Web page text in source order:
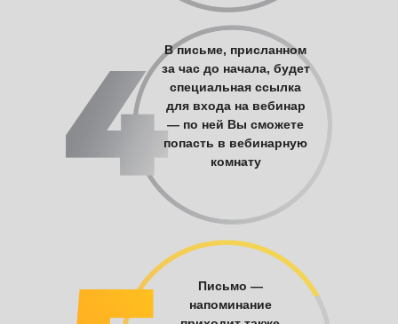
В письме, присланном
за час до начала, будет
специальная ссылка
для входа на вебинар
— по ней Вы сможете
попасть в вебинарную
комнату
Письмо —
напоминание